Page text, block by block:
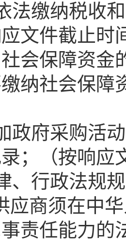
缴纳税收和
文件截止时
会保障资金
纳社会保障
府采购活动
；（按响应
行政法规规
商须在中华
责任能力的